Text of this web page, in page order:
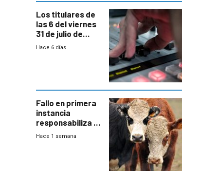
Los titulares de
las 6 del viernes
31 de julio de
2026
Hace 6 días
Fallo en primera
instancia
responsabiliza al
Estado por falta
Hace 1 semana